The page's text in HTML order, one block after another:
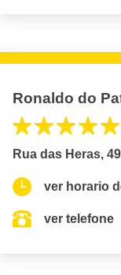
Ronaldo do
Rua das Heras,
ver horario
ver telefone